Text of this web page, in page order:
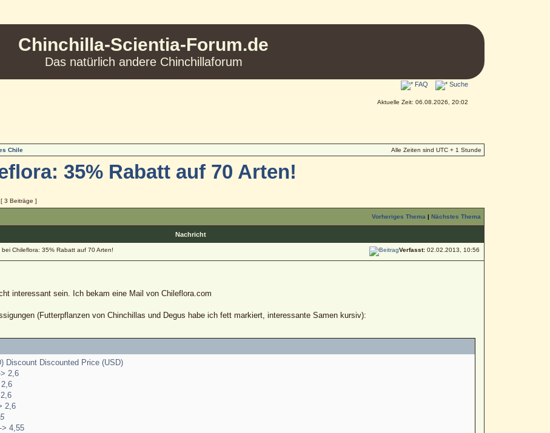
Chinchilla-Scientia-Forum.de
Das natürlich andere Chinchillaforum
FAQ Suche
Aktuelle Zeit: 06.08.2026, 20:02
Chile Alle Zeiten sind UTC + 1 Stunde
35% Rabatt auf 70 Arten!
[ 3 Beiträge ]
Vorheriges Thema | Nächstes Thema
Nachricht
Chileflora: 35% Rabatt auf 70 Arten! Verfasst:02.02.2013, 10:56
interessant sein. Ich bekam eine Mail von Chileflora.com
(Futterpflanzen von Chinchillas und Degus habe ich fett markiert, interessante Samen kursiv):
Discount Discounted Price (USD)
2,6
2,6
> 4,55